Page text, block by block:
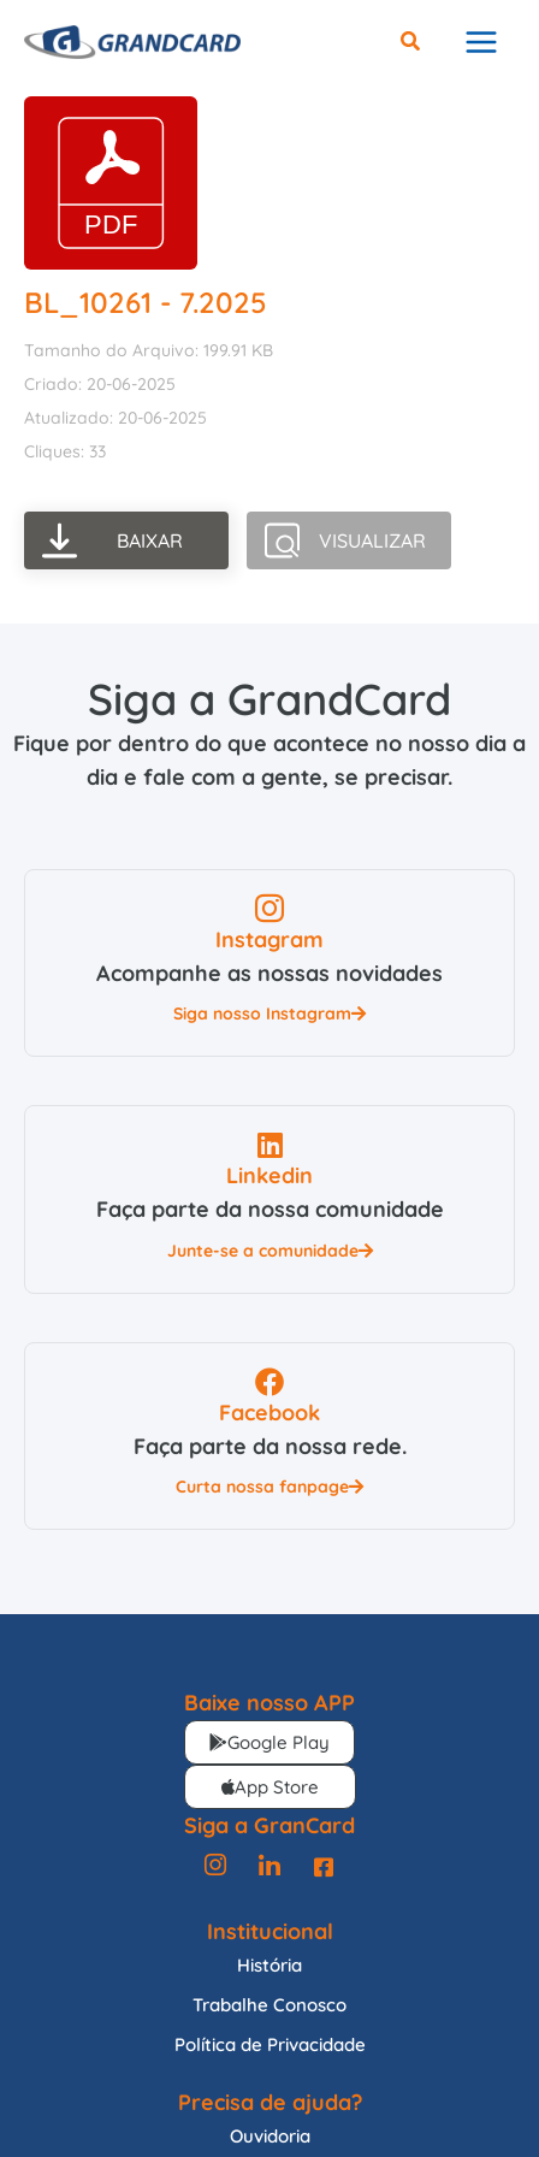
para
BL_10261 - 7.2025
Tamanho do Arquivo: 199.91 KB
Criado: 20-06-2025
Atualizado: 20-06-2025
Cliques: 33
BAIXAR VISUALIZAR
Siga a GrandCard
Fique por dentro do que acontece no nosso dia a
dia e fale com a gente, se precisar.
Instagram
Acompanhe as nossas novidades
Siga nosso Instagram
Linkedin
Faça parte da nossa comunidade
Junte-se a comunidade
Facebook
Faça parte da nossa rede.
Curta nossa fanpage
Baixe nosso APP
Google Play
App Store
Siga a GranCard
Institucional
História
Trabalhe Conosco
Política de Privacidade
Precisa de ajuda?
Ouvidoria